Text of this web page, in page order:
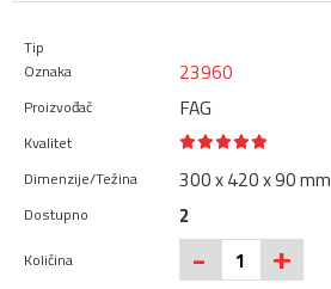
23960
FAG
300 x 420 x 90 mm
2
- +